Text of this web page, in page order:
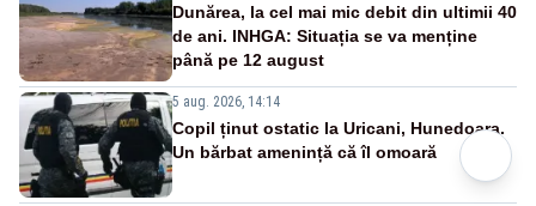
Dunărea, la cel mai mic debit din ultimii 40
de ani. INHGA: Situația se va menține
până pe 12 august
5 aug. 2026, 14:14
Copil ținut ostatic la Uricani, Hunedoara.
Un bărbat amenință că îl omoară